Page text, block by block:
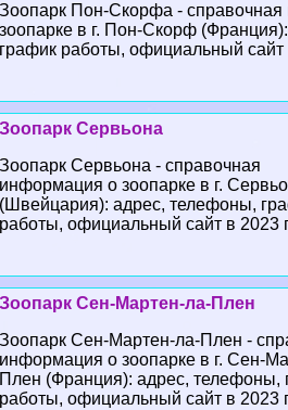
Зоопарк Пон-Скорфа -
зоопарке в г. Пон-Скорф
график работы, официальный сайт
Зоопарк Сервьона
Зоопарк Сервьона - справочная
информация о зоопарке в г.
(Швейцария): адрес, телефоны,
работы, официальный сайт в 2023
Зоопарк Сен-Мартен-ла-Плен
Зоопарк Сен-Мартен-ла-Плен -
информация о зоопарке в г. Сен-
Плен (Франция): адрес, телефоны,
работы, официальный сайт в 2023